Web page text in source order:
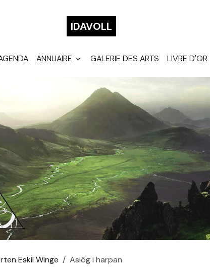
IDAVOLL
ANNUAIRE GALERIE DES ARTS LIVRE D'OR
Eskil Winge Aslög i harpan